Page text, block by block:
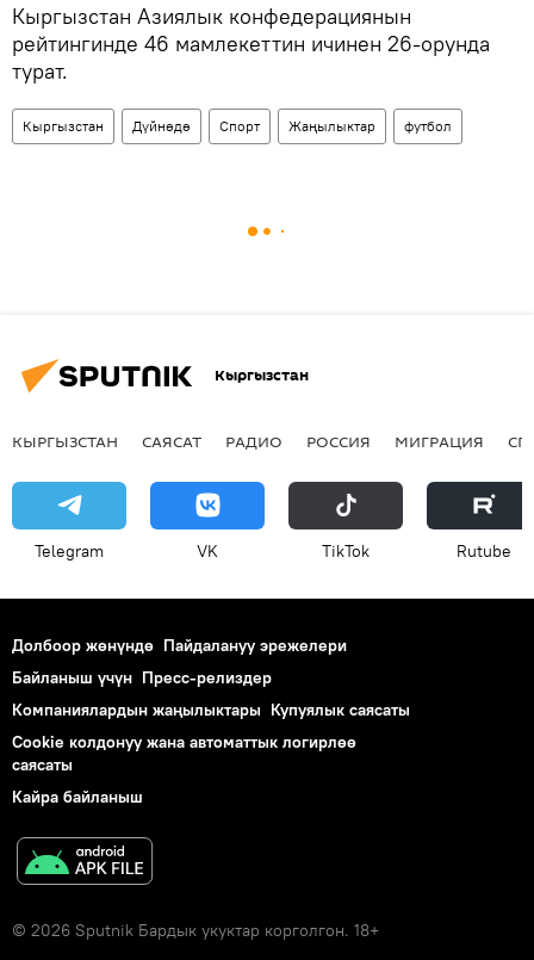
Кыргызстан Азиялык конфедерациянын
рейтингинде 46 мамлекеттин ичинен 26-орунда
турат.
Кыргызстан Дүйнөдө Спорт Жаңылыктар футбол
Кыргызстан
КЫРГЫЗСТАН САЯСАТ РАДИО РОССИЯ МИГРАЦИЯ
Telegram VK ТikТоk Rutube
Долбоор жөнүндө Пайдалануу эрежелери
Байланыш үчүн Пресс-релиздер
Компаниялардын жаңылыктары Купуялык саясаты
Cookie колдонуу жана автоматтык логирлөө
саясаты
Кайра байланыш
© 2026 Sputnik Бардык укуктар корголгон. 18+